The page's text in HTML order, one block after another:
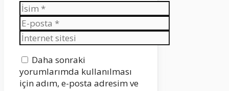
İsim
E-
posta
İnternet
sitesi
Daha sonraki
yorumlarımda kullanılması
için adım, e-posta adresim ve